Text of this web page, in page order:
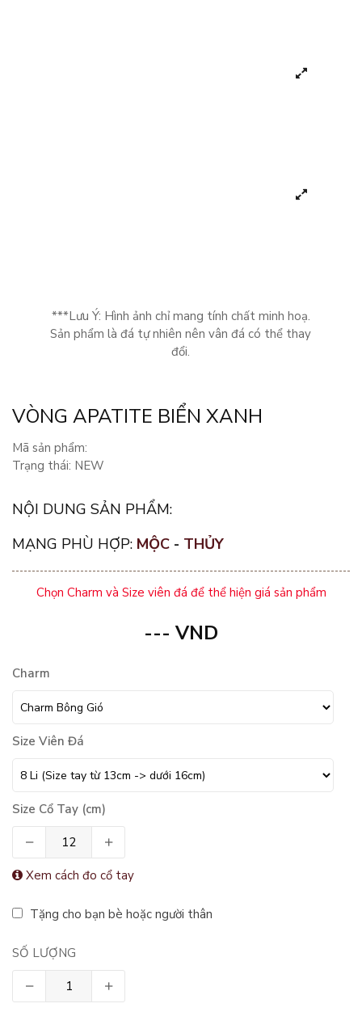
***Lưu Ý: Hình ảnh chỉ mang tính chất minh hoạ.
Sản phẩm là đá tự nhiên nên vân đá có thể thay
đổi.
VÒNG APATITE BIỂN XANH
Mã sản phẩm:
Trạng thái: NEW
NỘI DUNG SẢN PHẨM:
MẠNG PHÙ HỢP: MỘC - THỦY
Chọn Charm và Size viên đá để thể hiện giá sản phẩm
--- VND
Charm
Size Viên Đá
Size Cổ Tay (cm)
Xem cách đo cổ tay
Tặng cho bạn bè hoặc người thân
SỐ LƯỢNG